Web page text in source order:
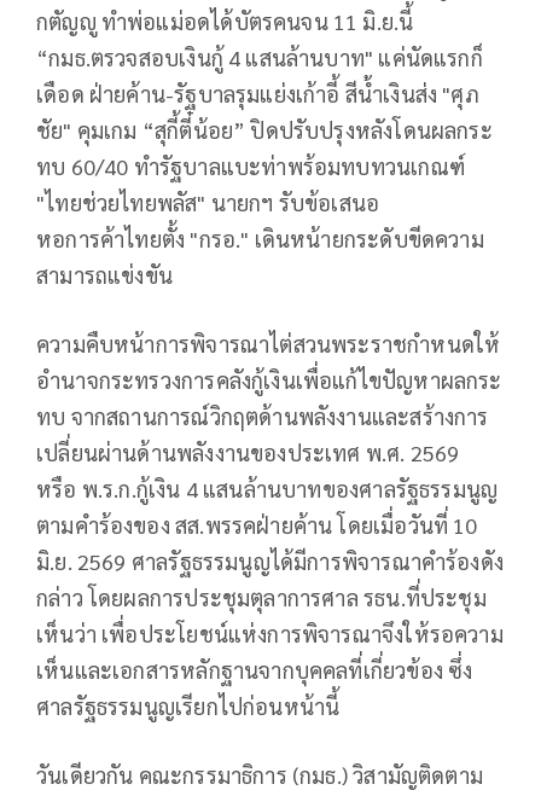
กตัญญู ทำพ่อแม่อดได้บัตรคนจน 11 มิ.ย.นี้
“กมธ.ตรวจสอบเงินกู้ 4 แสนล้านบาท" แค่นัดแรกก็
เดือด ฝ่ายค้าน-รัฐบาลรุมแย่งเก้าอี้ สีน้ำเงินส่ง "ศุภ
ชัย" คุมเกม “สุกี้ตี๋น้อย” ปิดปรับปรุงหลังโดนผลกระ
ทบ 60/40 ทำรัฐบาลแบะท่าพร้อมทบทวนเกณฑ์
"ไทยช่วยไทยพลัส" นายกฯ รับข้อเสนอ
หอการค้าไทยตั้ง "กรอ." เดินหน้ายกระดับขีดความ
สามารถแข่งขัน
ความคืบหน้าการพิจารณาไต่สวนพระราชกำหนดให้
อำนาจกระทรวงการคลังกู้เงินเพื่อแก้ไขปัญหาผลกระ
ทบ จากสถานการณ์วิกฤตด้านพลังงานและสร้างการ
เปลี่ยนผ่านด้านพลังงานของประเทศ พ.ศ. 2569
หรือ พ.ร.ก.กู้เงิน 4 แสนล้านบาทของศาลรัฐธรรมนูญ
ตามคำร้องของ สส.พรรคฝ่ายค้าน โดยเมื่อวันที่ 10
มิ.ย. 2569 ศาลรัฐธรรมนูญได้มีการพิจารณาคำร้องดัง
กล่าว โดยผลการประชุมตุลาการศาล รธน.ที่ประชุม
เห็นว่า เพื่อประโยชน์แห่งการพิจารณาจึงให้รอความ
เห็นและเอกสารหลักฐานจากบุคคลที่เกี่ยวข้อง ซึ่ง
ศาลรัฐธรรมนูญเรียกไปก่อนหน้านี้
วันเดียวกัน คณะกรรมาธิการ (กมธ.) วิสามัญติดตาม